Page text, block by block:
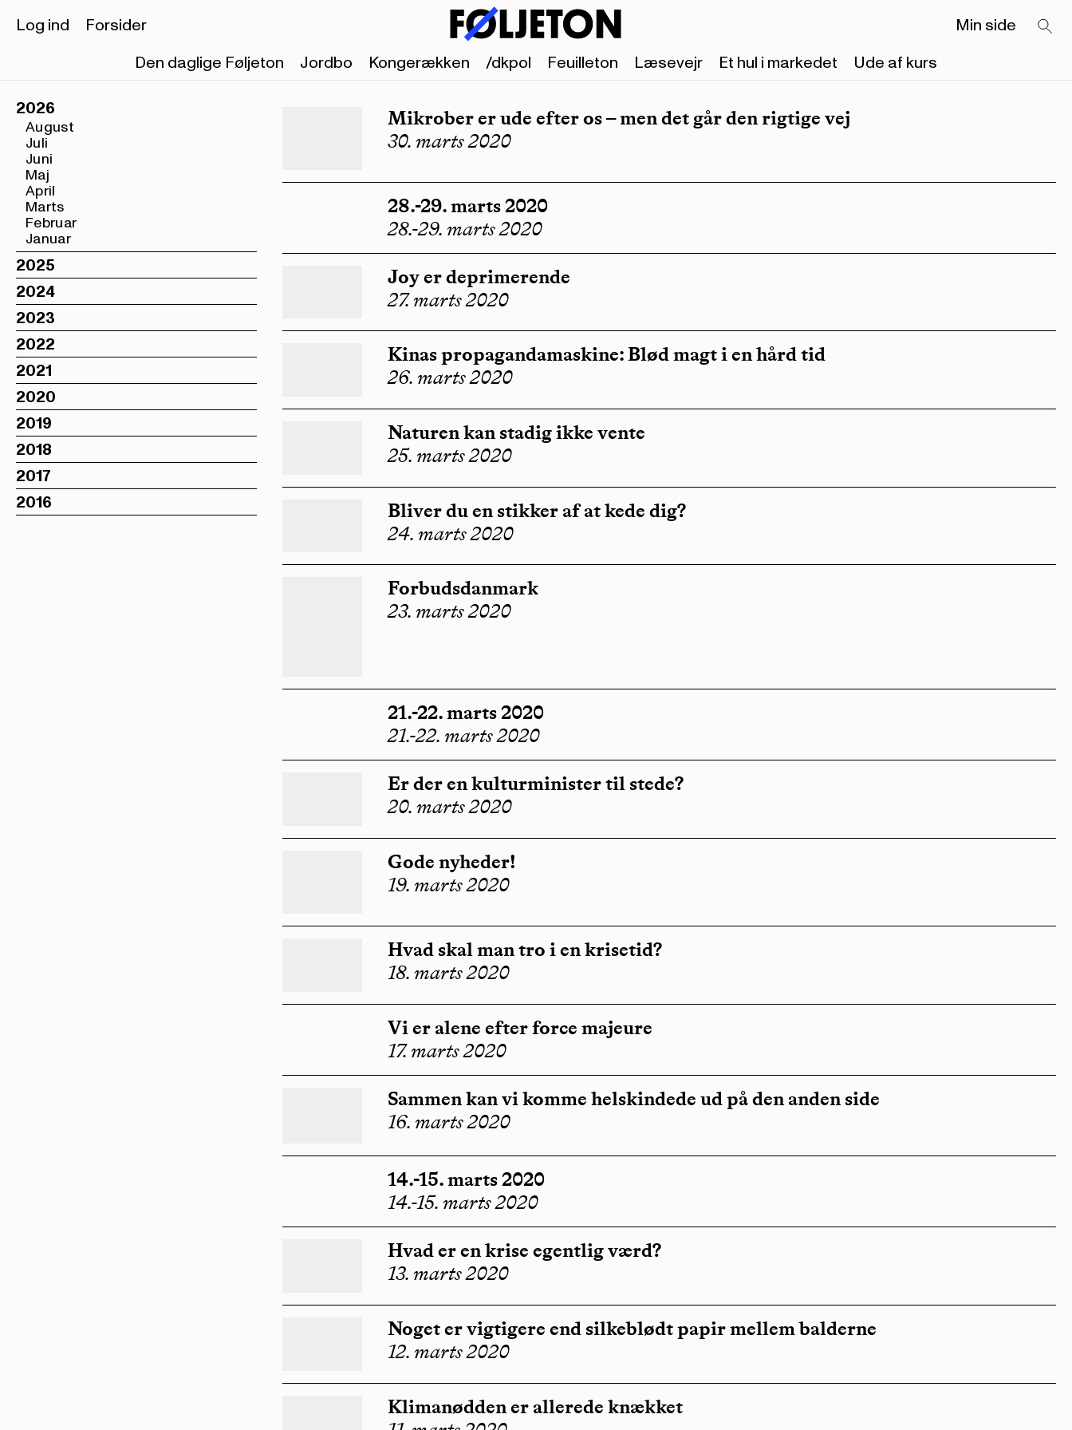
Log ind
Forsider
Den daglige Føljeton
Jordbo Kongerækken /dkpol Feuilleton Læsevejr Et hul i markedet Ude af kurs
Min side
2026
August
Juli
Juni
Maj
April
Marts
Februar
Januar
2025
2024
2023
2022
2021
2020
2019
2018
2017
2016
Mikrober er ude efter os – men det går den rigtige vej
30. marts 2020
28.-29. marts 2020
28.-29. marts 2020
Joy er deprimerende
27. marts 2020
Kinas propagandamaskine: Blød magt i en hård tid
26. marts 2020
Naturen kan stadig ikke vente
25. marts 2020
Bliver du en stikker af at kede dig?
24. marts 2020
Forbudsdanmark
23. marts 2020
21.-22. marts 2020
21.-22. marts 2020
Er der en kulturminister til stede?
20. marts 2020
Gode nyheder!
19. marts 2020
Hvad skal man tro i en krisetid?
18. marts 2020
Vi er alene efter force majeure
17. marts 2020
Sammen kan vi komme helskindede ud på den anden side
16. marts 2020
14.-15. marts 2020
14.-15. marts 2020
Hvad er en krise egentlig værd?
13. marts 2020
Noget er vigtigere end silkeblødt papir mellem balderne
12. marts 2020
Klimanødden er allerede knækket